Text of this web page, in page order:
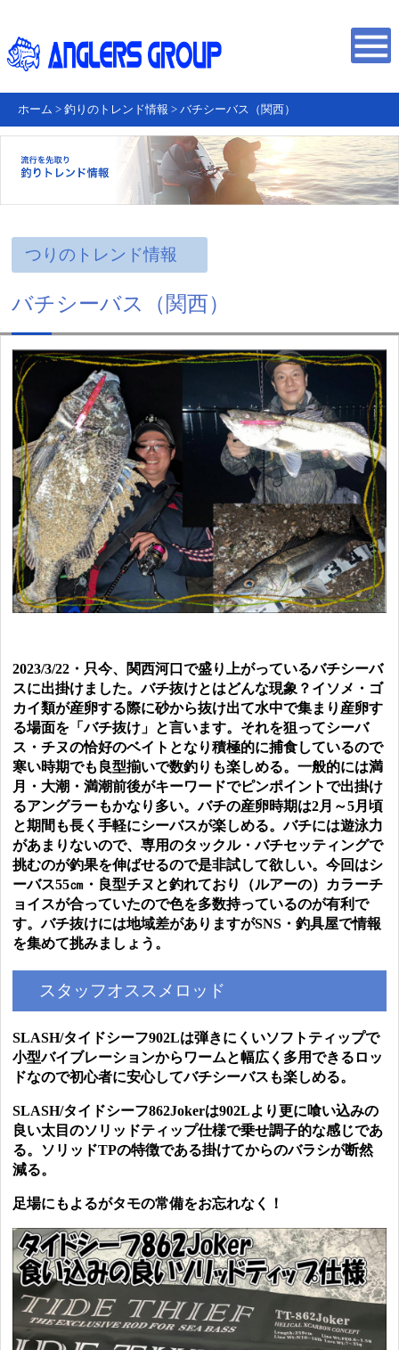
ホーム > 釣りのトレンド情報 > バチシーバス（関西）
つりのトレンド情報
バチシーバス（関西）
2023/3/22・只今、関西河口で盛り上がっているバチシーバ
スに出掛けました。バチ抜けとはどんな現象？イソメ・ゴ
カイ類が産卵する際に砂から抜け出て水中で集まり産卵す
る場面を 「バチ抜け」と言います。それを狙ってシーバ
ス・チヌの恰好のベイトとなり積極的に捕食しているので
寒い時期でも良型揃いで数釣りも楽しめる。一般的には満
月・大潮・満潮前後がキーワードでピンポイントで出掛け
るアングラーもかなり多い。バチの産卵時期は2月～5月頃
と期間も長く手軽にシーバスが楽しめる。バチには遊泳力
があまりないので、専用のタックル・バチセッティングで
挑むのが釣果を伸ばせるので是非試して欲しい。今回はシ
ーバス55㎝・良型チヌと釣れており（ルアーの）カラーチ
ョイスが合っていたので色を多数持っているのが有利で
す。バチ抜けには地域差がありますがSNS・釣具屋で情報
を集めて挑みましょう。
スタッフオススメロッド
SLASH/タイドシーフ902Lは弾きにくいソフトティップで
小型バイブレーションからワームと幅広く多用できるロッ
ドなので初心者に安心してバチシーバスも楽しめる。
SLASH/タイドシーフ862Jokerは902Lより更に喰い込みの
良い太目のソリッドティップ仕様で乗せ調子的な感じであ
る。ソリッドTPの特徴である掛けてからのバラシが断然
減る。
足場にもよるがタモの常備をお忘れなく！